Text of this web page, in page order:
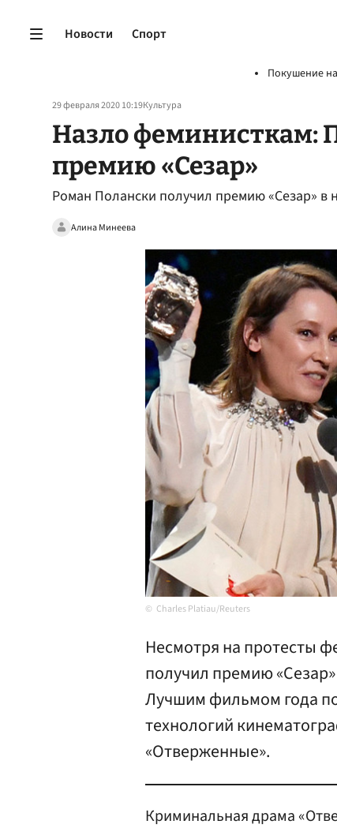
Новости Спорт
Покушение
29 февраля 2020 10:19Культура
Назло феминисткам:
премию «Сезар»
Роман Полански получил премию «Сезар» в
Алина Минеева
Charles Platiau/Reuters
Несмотря на протесты
получил премию
Лучшим фильмом года
технологий
«Отверженные».
Криминальная драма